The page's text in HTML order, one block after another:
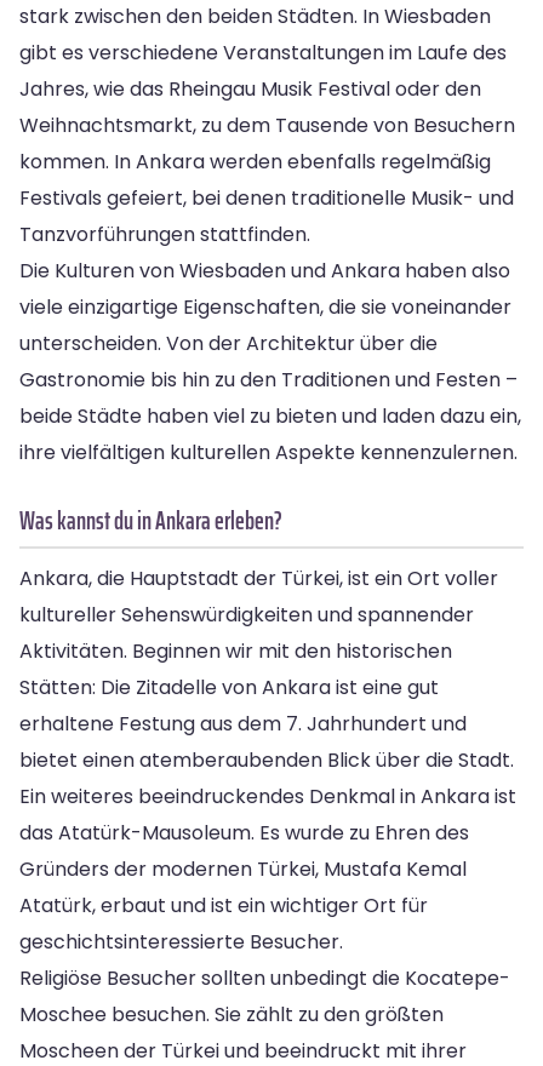
stark zwischen den beiden Städten. In Wiesbaden
gibt es verschiedene Veranstaltungen im Laufe des
Jahres, wie das Rheingau Musik Festival oder den
Weihnachtsmarkt, zu dem Tausende von Besuchern
kommen. In Ankara werden ebenfalls regelmäßig
Festivals gefeiert, bei denen traditionelle Musik- und
Tanzvorführungen stattfinden.
Die Kulturen von Wiesbaden und Ankara haben also
viele einzigartige Eigenschaften, die sie voneinander
unterscheiden. Von der Architektur über die
Gastronomie bis hin zu den Traditionen und Festen –
beide Städte haben viel zu bieten und laden dazu ein,
ihre vielfältigen kulturellen Aspekte kennenzulernen.
Was kannst du in Ankara erleben?
Ankara, die Hauptstadt der Türkei, ist ein Ort voller
kultureller Sehenswürdigkeiten und spannender
Aktivitäten. Beginnen wir mit den historischen
Stätten: Die Zitadelle von Ankara ist eine gut
erhaltene Festung aus dem 7. Jahrhundert und
bietet einen atemberaubenden Blick über die Stadt.
Ein weiteres beeindruckendes Denkmal in Ankara ist
das Atatürk-Mausoleum. Es wurde zu Ehren des
Gründers der modernen Türkei, Mustafa Kemal
Atatürk, erbaut und ist ein wichtiger Ort für
geschichtsinteressierte Besucher.
Religiöse Besucher sollten unbedingt die Kocatepe-
Moschee besuchen. Sie zählt zu den größten
Moscheen der Türkei und beeindruckt mit ihrer